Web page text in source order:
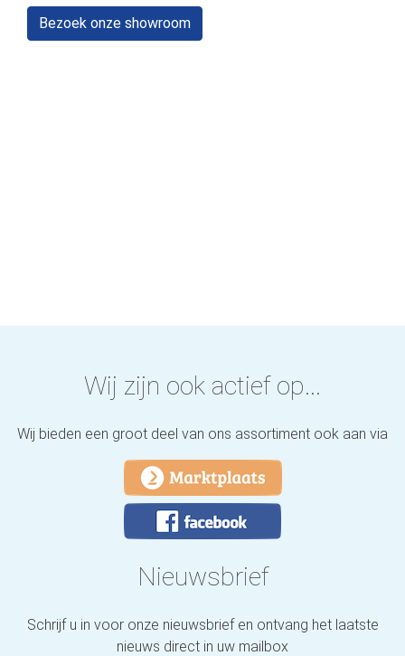
Bezoek onze showroom
Wij zijn ook actief op...
Wij bieden een groot deel van ons assortiment ook aan via
Nieuwsbrief
Schrijf u in voor onze nieuwsbrief en ontvang het laatste
nieuws direct in uw mailbox